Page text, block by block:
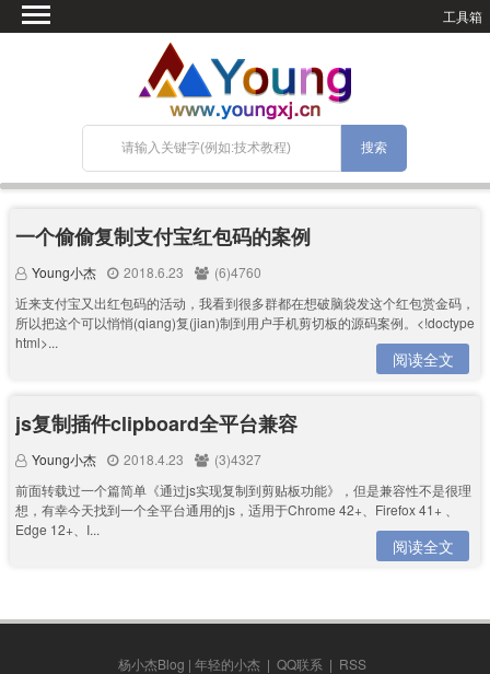
工具箱
网站搭建
关于Blog
宝塔面板
一个偷偷复制支付宝红包码的案例
Young小杰 2018.6.23
(6)4760
近来支付宝又出红包码的活动，我看到很多群都在想破脑袋发这个红包赏金码，
所以把这个可以悄悄(qiang)复(jian)制到用户手机剪切板的源码案例。<!doctype
html>...
阅读全文
js复制插件clipboard全平台兼容
Young小杰 2018.4.23
(3)4327
前面转载过一个篇简单《通过js实现复制到剪贴板功能》，但是兼容性不是很理
想，有幸今天找到一个全平台通用的js，适用于Chrome 42+、Firefox 41+ 、
Edge 12+、I...
阅读全文
杨小杰Blog | 年轻的小杰 | QQ联系 | RSS